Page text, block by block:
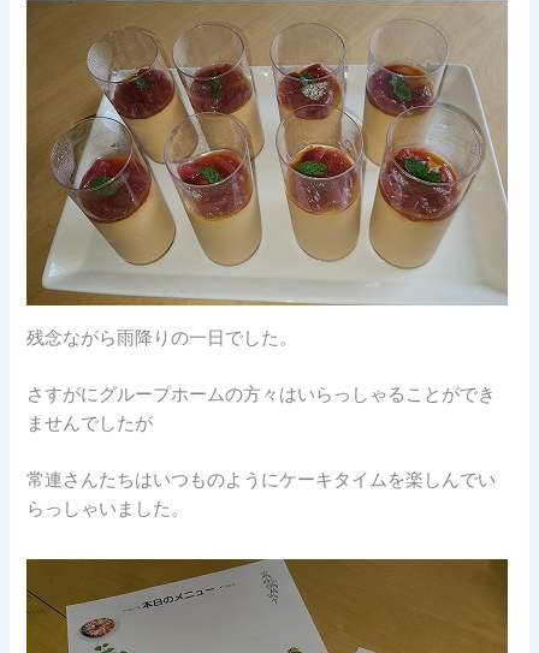
残念ながら雨降りの一日でした。
さすがにグループホームの方々はいらっしゃることができ
ませんでしたが
常連さんたちはいつものようにケーキタイムを楽しんでい
らっしゃいました。